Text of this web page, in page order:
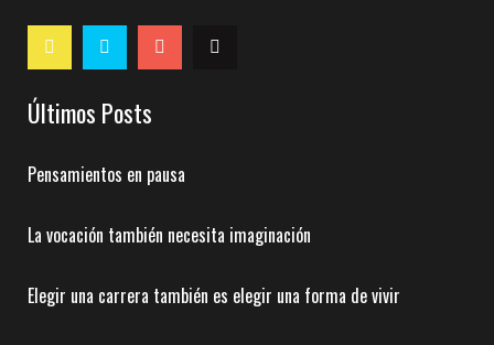
Últimos Posts
Pensamientos en pausa
La vocación también necesita imaginación
Elegir una carrera también es elegir una forma de vivir